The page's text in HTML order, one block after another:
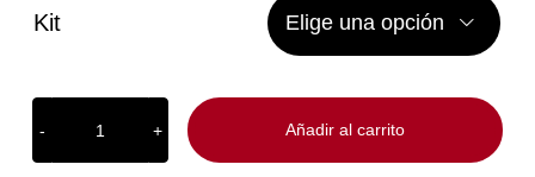
Kit 
SPORTREACT
Kits
Añadir al carrito